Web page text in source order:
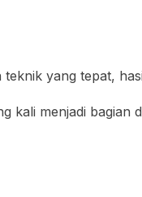
yang tepat,
kali menjadi bagian